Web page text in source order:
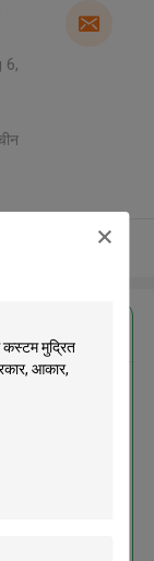
6,
सेक्स